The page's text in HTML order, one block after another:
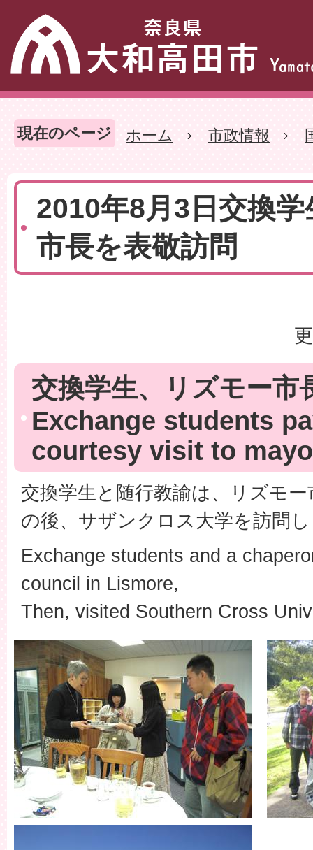
現在のページ ホーム 市政情報
2010年8月3日交換
市長を表敬訪問
交換学生、リズモー市
Exchange students
courtesy visit to
交換学生と随行教諭は、リズモ
の後、サザンクロス大学を訪問
Exchange students and a
council in Lismore,
Then, visited Southern Cross